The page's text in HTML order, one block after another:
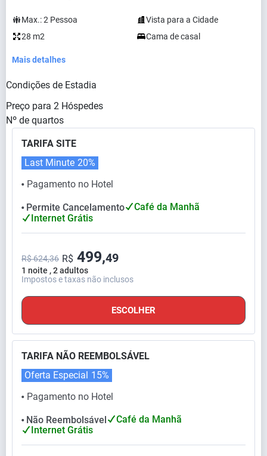
Max.:2 Pessoa
Vista para a Cidade
28 m2
Cama de casal
Mais detalhes
Condições de Estadia
Preço para 2 Hóspedes
Nº de quartos
TARIFA SITE
⬤ Pagamento no Hotel
Last Minute 20%
⬤ Permite Cancelamento
Café da Manhã
Internet Grátis
1 noite , 2 adultos
R$ 624,36 R$ 499,49
Impostos e taxas não inclusos
ESCOLHER
TARIFA NÃO REEMBOLSÁVEL
⬤ Pagamento no Hotel
Oferta Especial 15%
⬤ Não Reembolsável
Café da Manhã
Internet Grátis